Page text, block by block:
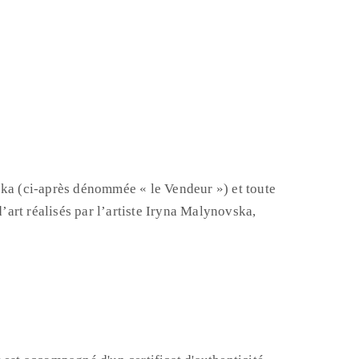
(ci-après dénommée « le Vendeur ») et toute
réalisés par l’artiste Iryna Malynovska,